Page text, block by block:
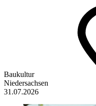
Baukultur
Niedersachsen
31.07.2026